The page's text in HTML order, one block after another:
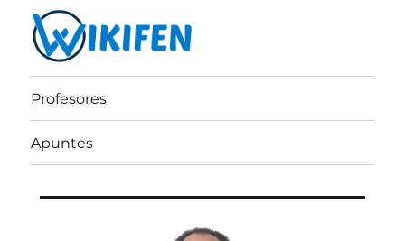
Wikifen
Profesores
Apuntes